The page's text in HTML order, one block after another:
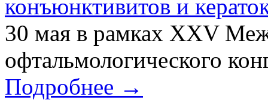
конъюнктивитов и
30 мая в рамках XXV
офтальмологического
Подробнее →